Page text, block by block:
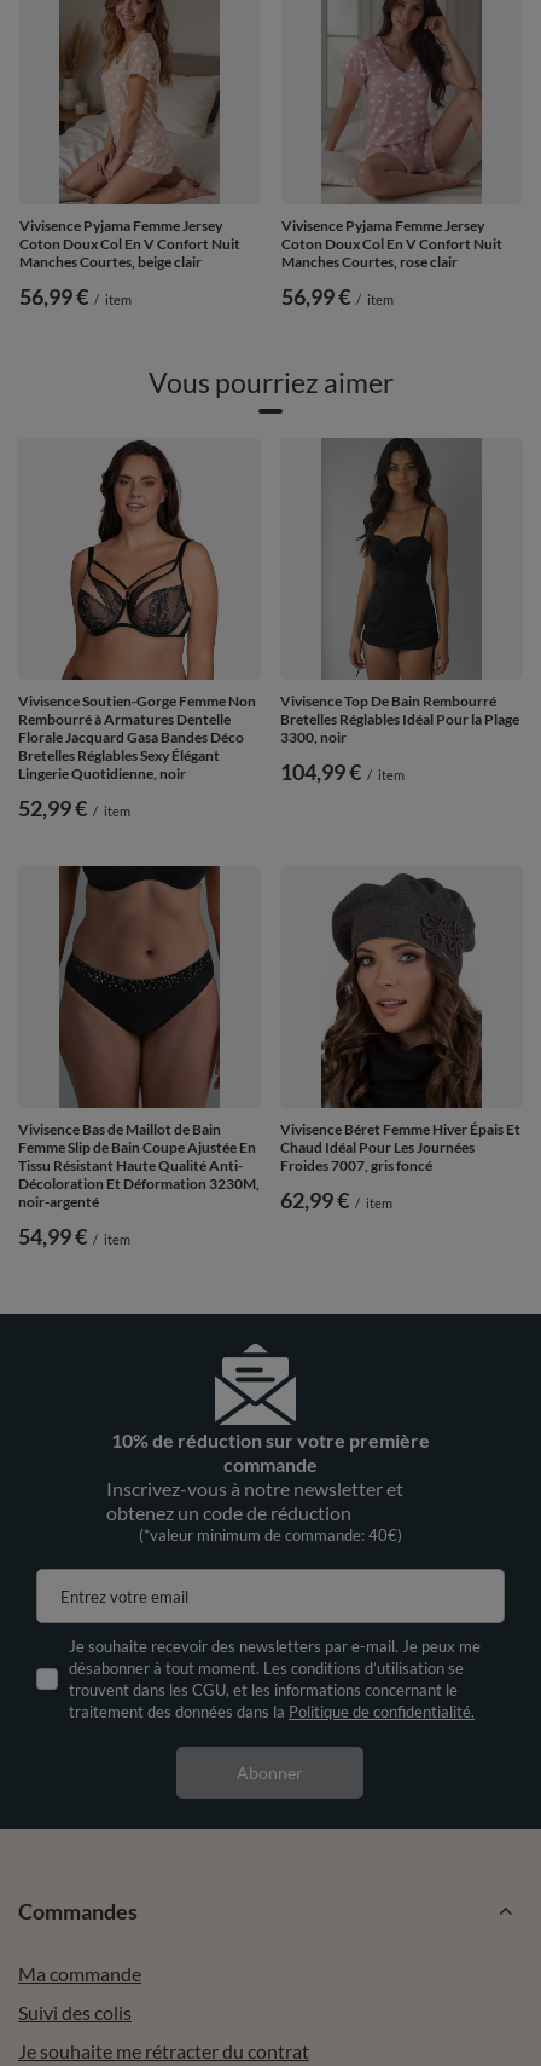
Vivisence Pyjama Femme Jersey
Coton Doux Col En V Confort Nuit
Manches Courtes, beige clair
56,99 € / item
Vivisence Pyjama Femme Jersey
Coton Doux Col En V Confort Nuit
Manches Courtes, rose clair
56,99 € / item
Vous pourriez aimer
Vivisence Soutien-Gorge Femme Non
Rembourré à Armatures Dentelle
Florale Jacquard Gasa Bandes Déco
Bretelles Réglables Sexy Élégant
Lingerie Quotidienne, noir
52,99 € / item
Vivisence Top De Bain Rembourré
Bretelles Réglables Idéal Pour la Plage
3300, noir
104,99 € / item
Vivisence Bas de Maillot de Bain
Femme Slip de Bain Coupe Ajustée En
Tissu Résistant Haute Qualité Anti-
Décoloration Et Déformation 3230M,
noir-argenté
54,99 € / item
Vivisence Béret Femme Hiver Épais Et
Chaud Idéal Pour Les Journées
Froides 7007, gris foncé
62,99 € / item
10% de réduction sur votre première
commande
Inscrivez-vous à notre newsletter et
obtenez un code de réduction
(*valeur minimum de commande: 40€)
Entrez votre email
Je souhaite recevoir des newsletters par e-mail. Je peux me
désabonner à tout moment. Les conditions d’utilisation se
trouvent dans les CGU, et les informations concernant le
traitement des données dans la Politique de confidentialité.
Abonner
Commandes
Ma commande
Suivi des colis
Je souhaite me rétracter du contrat